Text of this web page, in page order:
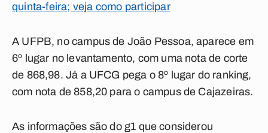
quinta-feira; veja como participar
A UFPB, no campus de João Pessoa, aparece em
6º lugar no levantamento, com uma nota de corte
de 868,98. Já a UFCG pega o 8º lugar do ranking,
com nota de 858,20 para o campus de Cajazeiras.
As informações são dog1 que considerou